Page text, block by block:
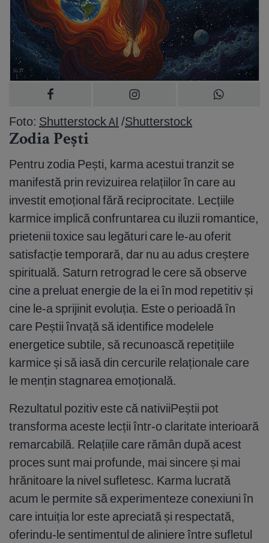
Foto: Shutterstock AI /Shutterstock
Zodia Pești
Pentru zodia Pești, karma acestui tranzit se
manifestă prin revizuirea relațiilor în care au
investit emoțional fără reciprocitate. Lecțiile
karmice implică confruntarea cu iluzii romantice,
prietenii toxice sau legături care le-au oferit
satisfacție temporară, dar nu au adus creștere
spirituală. Saturn retrograd le cere să observe
cine a preluat energie de la ei în mod repetitiv și
cine le-a sprijinit evoluția. Este o perioadă în
care Peștii învață să identifice modelele
energetice subtile, să recunoască repetițiile
karmice și să iasă din cercurile relaționale care
le mențin stagnarea emoțională.
Rezultatul pozitiv este că nativiiPeștii pot
transforma aceste lecții într-o claritate interioară
remarcabilă. Relațiile care rămân după acest
proces sunt mai profunde, mai sincere și mai
hrănitoare la nivel sufletesc. Karma lucrată
acum le permite să experimenteze conexiuni în
care intuiția lor este apreciată și respectată,
oferindu-le sentimentul de aliniere între sufletul